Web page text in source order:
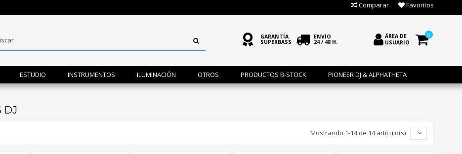
Comparar Favoritos
GARANTÍA
SUPERBASS
ENVÍO
24 / 48 H.
ÁREA DE
USUARIO
0
ESTUDIO INSTRUMENTOS ILUMINACIÓN OTROS PRODUCTOS B-STOCK PIONEER DJ & ALPHATHETA
DJ
Mostrando 1-14 de 14 artículo(s)